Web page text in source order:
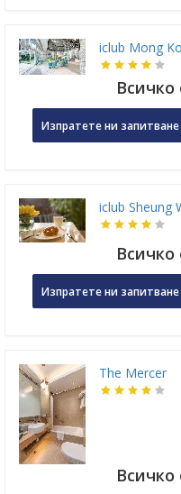
iclub Mong
Всичко
Изпратете ни запитване
iclub Sheung
Всичко
Изпратете ни запитване
The Mercer
Всичко